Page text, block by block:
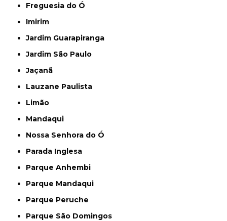
Freguesia do Ó
Imirim
Jardim Guarapiranga
Jardim São Paulo
Jaçanã
Lauzane Paulista
Limão
Mandaqui
Nossa Senhora do Ó
Parada Inglesa
Parque Anhembi
Parque Mandaqui
Parque Peruche
Parque São Domingos